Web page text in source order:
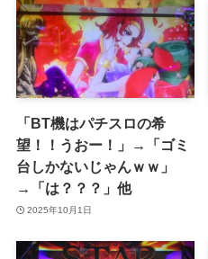
「BT機はパチスロの希
望！！うおー！」→「ゴミ
台しかないじゃんｗｗ」
→「は？？？」他
2025年10月1日